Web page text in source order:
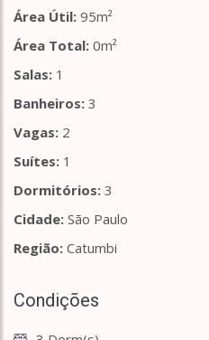
Área Útil: 95m²
Área Total: 0m²
Salas: 1
Banheiros: 3
Vagas: 2
Suítes: 1
Dormitórios: 3
Cidade: São Paulo
Região: Catumbi
Condições